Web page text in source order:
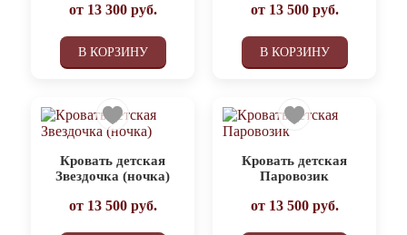
от 13 300руб.
В КОРЗИНУ
от 13 500руб.
В КОРЗИНУ
Кровать детская
Звездочка (ночка)
от 13 500руб.
Кровать детская
Паровозик
от 13 500руб.